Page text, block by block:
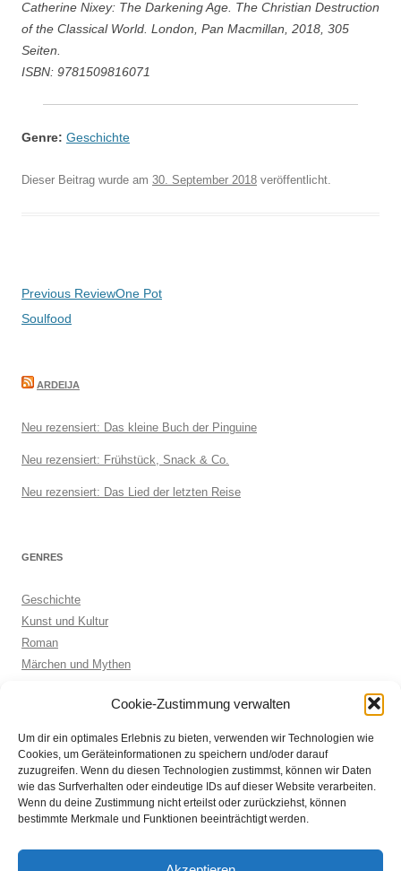
Cookie-Zustimmung verwalten
Um dir ein optimales Erlebnis zu bieten, verwenden wir Technologien wie
Cookies, um Geräteinformationen zu speichern und/oder darauf
zuzugreifen. Wenn du diesen Technologien zustimmst, können wir Daten
wie das Surfverhalten oder eindeutige IDs auf dieser Website verarbeiten.
Wenn du deine Zustimmung nicht erteilst oder zurückziehst, können
bestimmte Merkmale und Funktionen beeinträchtigt werden.
Catherine Nixey: The Darkening Age. The Christian Destruction
of the Classical World. London, Pan Macmillan, 2018, 305
Seiten.
ISBN: 9781509816071
Genre: Geschichte
Dieser Beitrag wurde am 30. September 2018 veröffentlicht.
Beitragsnavigation
Previous ReviewOne Pot
Soulfood
ARDEIJA
Neu rezensiert: Das kleine Buch der Pinguine
Neu rezensiert: Frühstück, Snack & Co.
Neu rezensiert: Das Lied der letzten Reise
GENRES
Geschichte
Kunst und Kultur
Roman
Märchen und Mythen
Sachbuch allgemein
ARCHIVE
Archive